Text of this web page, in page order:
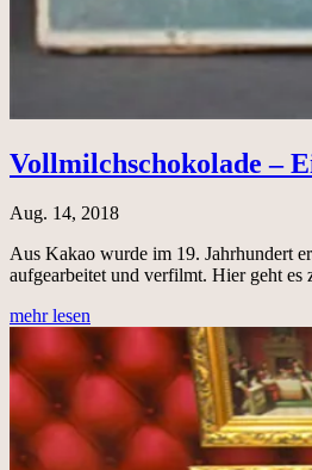
Vollmilchschokolade –
Aug. 14, 2018
Aus Kakao wurde im 19. Jahrhundert
aufgearbeitet und verfilmt. Hier geht es
mehr lesen